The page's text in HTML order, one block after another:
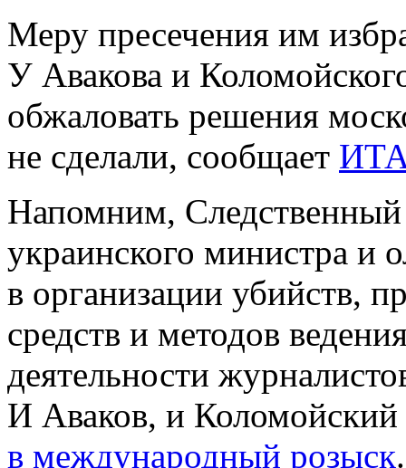
Меру пресечения им
У Авакова и
обжаловать решения
не сделали, сообщает
Напомним, Следственный
украинского министра и
в организации убийств,
средств и методов
деятельности
И Аваков, и
в международный розыск.